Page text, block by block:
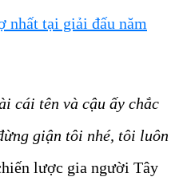
nhất tại giải đấu năm
cái tên và cậu ấy chắc
giận tôi nhé, tôi luôn
lược gia người Tây